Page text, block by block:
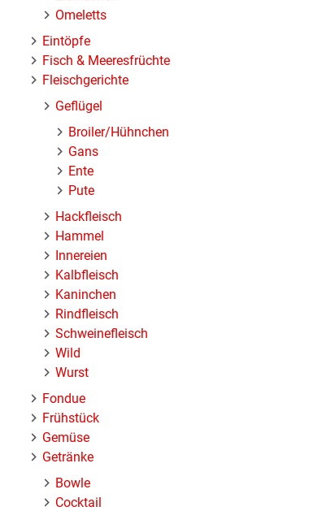
Omeletts
Eintöpfe
Fisch & Meeresfrüchte
Fleischgerichte
Geflügel
Broiler/Hühnchen
Gans
Ente
Pute
Hackfleisch
Hammel
Innereien
Kalbfleisch
Kaninchen
Rindfleisch
Schweinefleisch
Wild
Wurst
Fondue
Frühstück
Gemüse
Getränke
Bowle
Cocktail